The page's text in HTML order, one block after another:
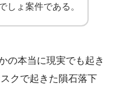
しょ案件である。
の本当に現実でも起き
クで起きた隕石落下